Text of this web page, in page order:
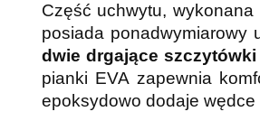
Część uchwytu,
posiada ponadwymiarowy
dwie drgające
pianki EVA zapewnia
epoksydowo dodaje